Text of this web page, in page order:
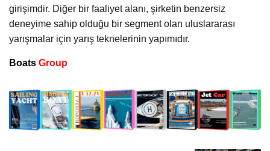
girişimdir. Diğer bir faaliyet alanı, şirketin benzersiz
deneyime sahip olduğu bir segment olan uluslararası
yarışmalar için yarış teknelerinin yapımıdır.
Boats Group